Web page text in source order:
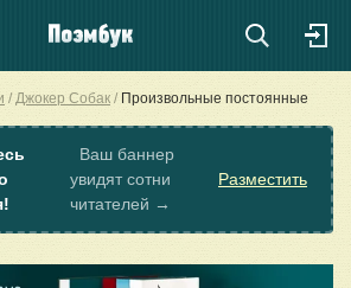
Джокер Собак Произвольные постоянные
Ваш баннер
увидят сотни
читателей →
Разместить